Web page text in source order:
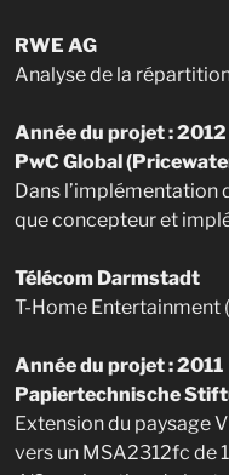
RWE AG
Analyse de la
Année du projet : 2012
PwC Global
Dans l’implémentation
que concepteur et
Télécom Darmstadt
T-Home Entertainment
Année du projet : 2011
Papiertechnische
Extension du paysage
vers un MSA2312fc de